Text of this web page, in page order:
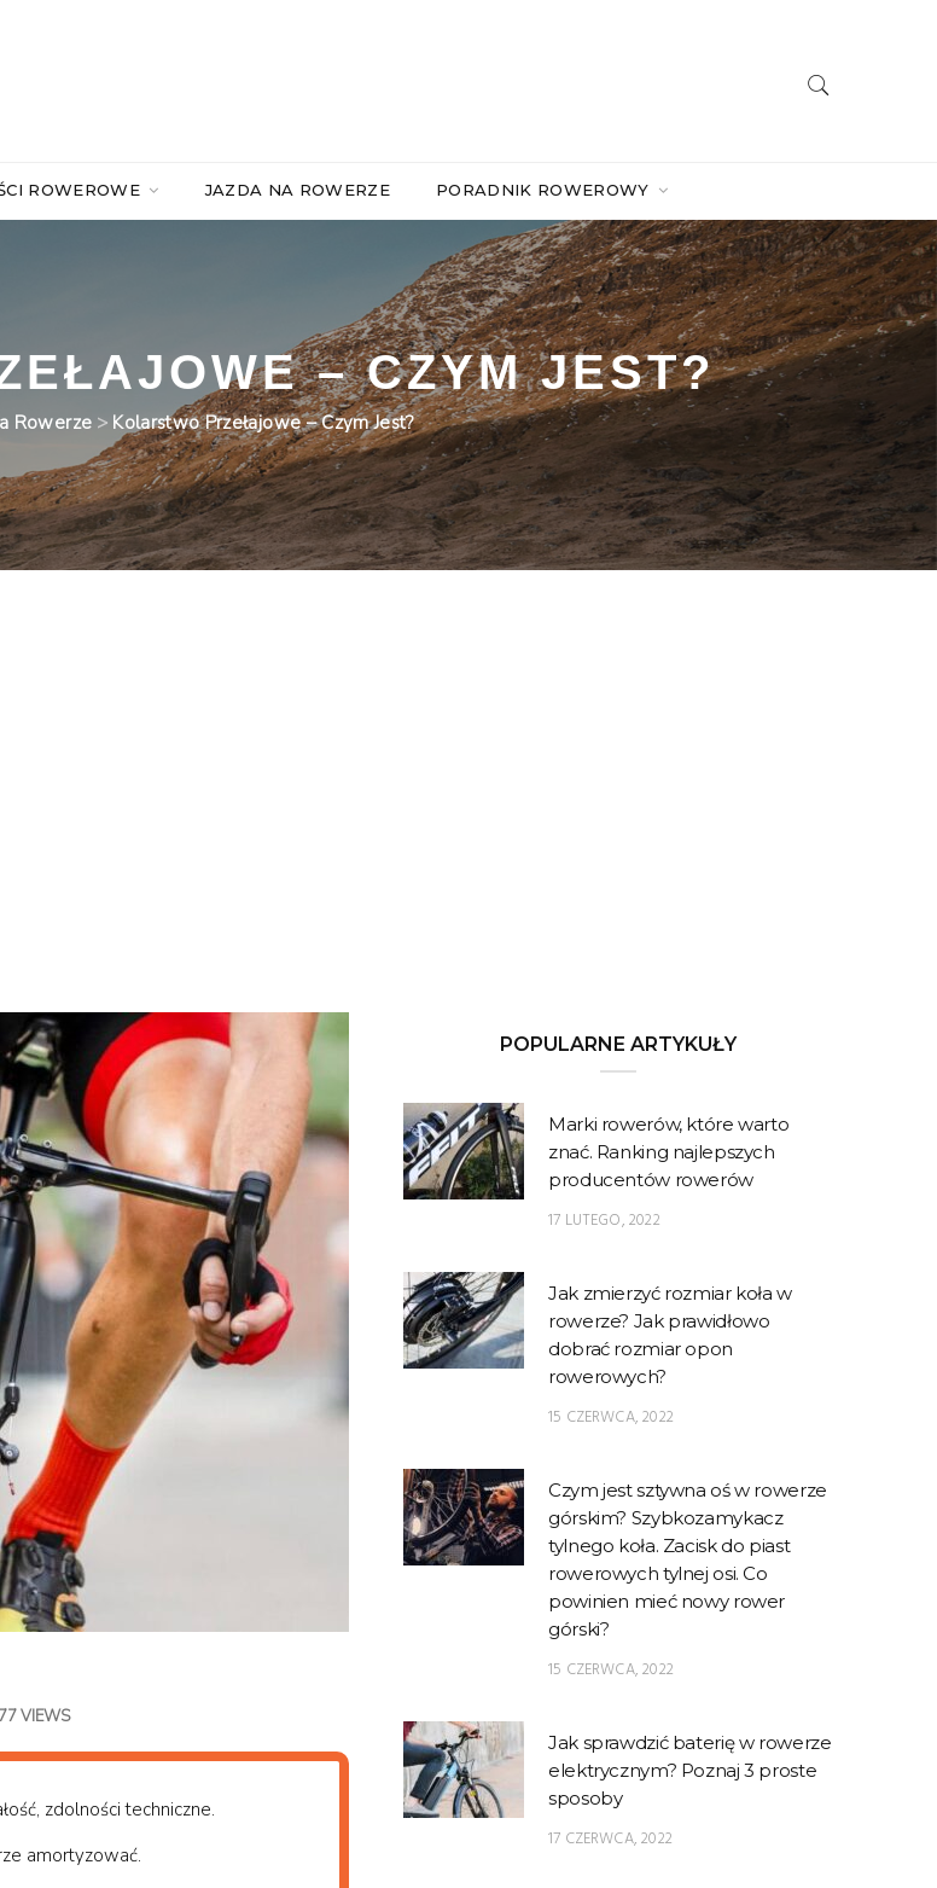
ROWEROWE JAZDA NA ROWERZE PORADNIK ROWEROWY
– CZYM JEST?
Rowerze > Kolarstwo Przełajowe – Czym Jest?
VIEWS
zdolności techniczne.
amortyzować.
POPULARNE ARTYKUŁY
Marki rowerów, które warto
znać. Ranking najlepszych
producentów rowerów
17 LUTEGO, 2022
Jak zmierzyć rozmiar koła w
rowerze? Jak prawidłowo
dobrać rozmiar opon
rowerowych?
15 CZERWCA, 2022
Czym jest sztywna oś w rowerze
górskim? Szybkozamykacz
tylnego koła. Zacisk do piast
rowerowych tylnej osi. Co
powinien mieć nowy rower
górski?
15 CZERWCA, 2022
Jak sprawdzić baterię w rowerze
elektrycznym? Poznaj 3 proste
sposoby
17 CZERWCA, 2022